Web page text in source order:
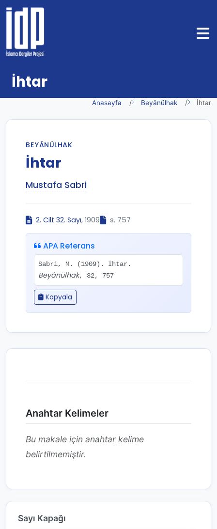
İhtar
Anasayfa Beyânülhak İhtar
BEYÂNÜLHAK
İhtar
Mustafa Sabri
2. Cilt 32. Sayı, 1909 s. 757
APA Referans
Sabri, M. (1909). İhtar.
Beyânülhak, 32, 757
Kopyala
Anahtar Kelimeler
Bu makale için anahtar kelime
belirtilmemiştir.
Sayı Kapağı